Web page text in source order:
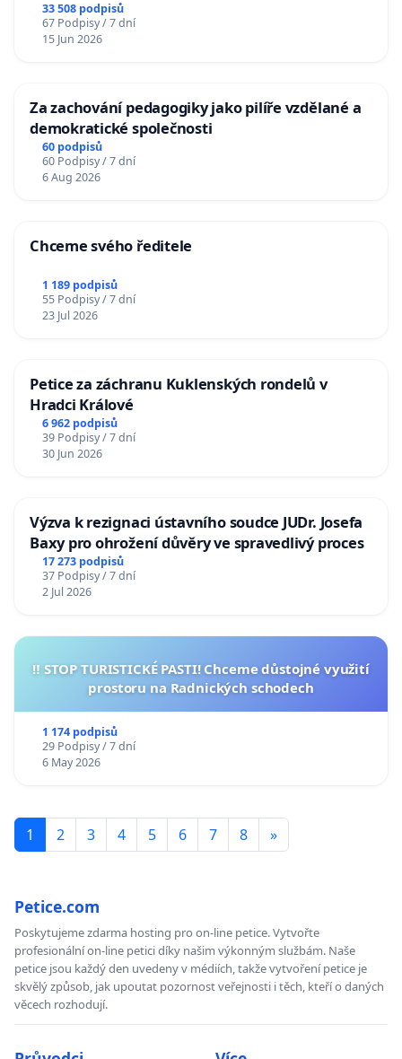
33 508 podpisů
67 Podpisy / 7 dní
15 Jun 2026
Za zachování pedagogiky jako pilíře vzdělané a
demokratické společnosti
60 podpisů
60 Podpisy / 7 dní
6 Aug 2026
Chceme svého ředitele
1 189 podpisů
55 Podpisy / 7 dní
23 Jul 2026
Petice za záchranu Kuklenských rondelů v
Hradci Králové
6 962 podpisů
39 Podpisy / 7 dní
30 Jun 2026
Výzva k rezignaci ústavního soudce JUDr. Josefa
Baxy pro ohrožení důvěry ve spravedlivý proces
17 273 podpisů
37 Podpisy / 7 dní
2 Jul 2026
‼️ STOP TURISTICKÉ PASTI! Chceme důstojné využití
prostoru na Radnických schodech
1 174 podpisů
29 Podpisy / 7 dní
6 May 2026
1 2 3 4 5 6 7 8 »
Petice.com
Poskytujeme zdarma hosting pro on-line petice. Vytvořte
profesionální on-line petici díky našim výkonným službám. Naše
petice jsou každý den uvedeny v médiích, takže vytvoření petice je
skvělý způsob, jak upoutat pozornost veřejnosti i těch, kteří o daných
věcech rozhodují.